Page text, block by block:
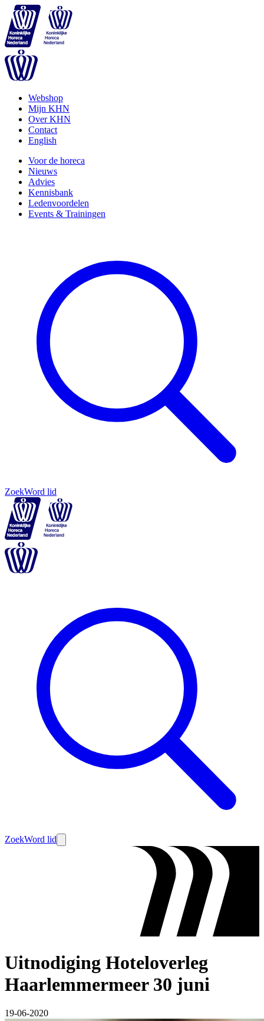
Webshop
Mijn KHN
Over KHN
Contact
English
Voor de horeca
Nieuws
Advies
Kennisbank
Ledenvoordelen
Events & Trainingen
ZoekWord lid
ZoekWord lid
Uitnodiging Hoteloverleg
Haarlemmermeer 30 juni
19-06-2020